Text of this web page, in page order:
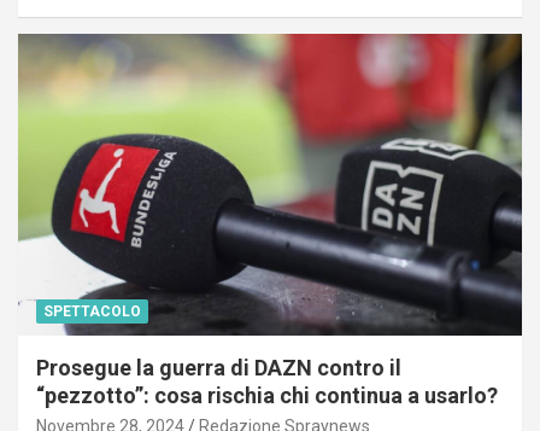
SPETTACOLO
Prosegue la guerra di DAZN contro il
“pezzotto”: cosa rischia chi continua a usarlo?
Novembre 28, 2024 Redazione Spraynews